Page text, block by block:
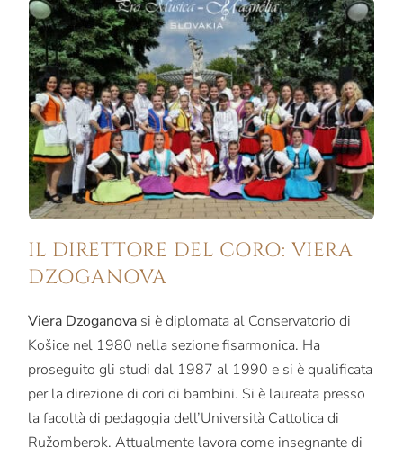
IL DIRETTORE DEL CORO: VIERA
DZOGANOVA
Viera Dzoganova si è diplomata al Conservatorio di
Košice nel 1980 nella sezione fisarmonica. Ha
proseguito gli studi dal 1987 al 1990 e si è qualificata
per la direzione di cori di bambini. Si è laureata presso
la facoltà di pedagogia dell’Università Cattolica di
Ružomberok. Attualmente lavora come insegnante di